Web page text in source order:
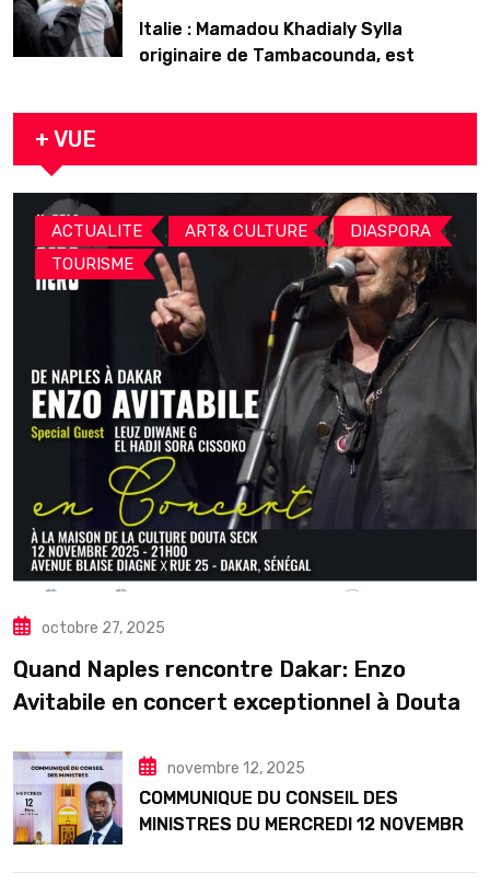
Italie : Mamadou Khadialy Sylla
originaire de Tambacounda, est
arrestation
+ VUE
ACTUALITE , ART& CULTURE , DIASPORA ,
TOURISME
octobre 27, 2025
Quand Naples rencontre Dakar: Enzo
Avitabile en concert exceptionnel à Douta
novembre 12, 2025
COMMUNIQUE DU CONSEIL DES
MINISTRES DU MERCREDI 12 NOVEMBRE